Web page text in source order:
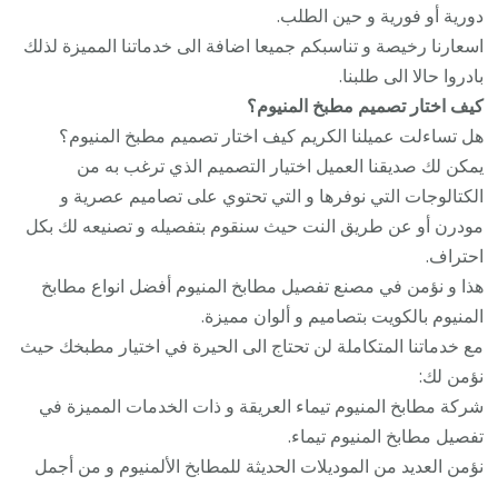
دورية أو فورية و حين الطلب.
اسعارنا رخيصة و تناسبكم جميعا اضافة الى خدماتنا المميزة لذلك
بادروا حالا الى طلبنا.
كيف اختار تصميم مطبخ المنيوم؟
هل تساءلت عميلنا الكريم كيف اختار تصميم مطبخ المنيوم؟
يمكن لك صديقنا العميل اختيار التصميم الذي ترغب به من
الكتالوجات التي نوفرها و التي تحتوي على تصاميم عصرية و
مودرن أو عن طريق النت حيث سنقوم بتفصيله و تصنيعه لك بكل
احتراف.
هذا و نؤمن في مصنع تفصيل مطابخ المنيوم أفضل انواع مطابخ
المنيوم بالكويت بتصاميم و ألوان مميزة.
مع خدماتنا المتكاملة لن تحتاج الى الحيرة في اختيار مطبخك حيث
نؤمن لك:
شركة مطابخ المنيوم تيماء العريقة و ذات الخدمات المميزة في
تفصيل مطابخ المنيوم تيماء.
نؤمن العديد من الموديلات الحديثة للمطابخ الألمنيوم و من أجمل